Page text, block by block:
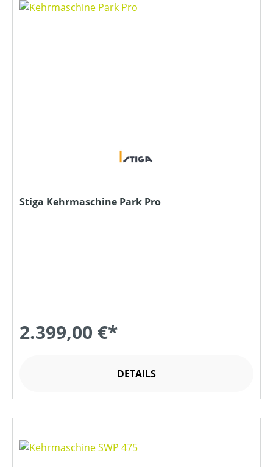
Stiga Kehrmaschine Park Pro
2.399,00 €*
DETAILS